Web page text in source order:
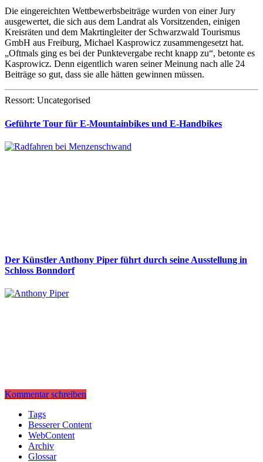
Die eingereichten Wettbewerbsbeiträge wurden von einer Jury
ausgewertet, die sich aus dem Landrat als Vorsitzenden, einigen
Kreisräten und dem Makrtingleiter der Schwarzwald Tourismus
GmbH aus Freiburg, Michael Kasprowicz zusammengesetzt hat.
„Oftmals ging es bei der Punktevergabe recht knapp zu“, betonte es
Kasprowicz. Denn eigentlich waren seiner Meinung nach alle 24
Beiträge so gut, dass sie alle hätten gewinnen müssen.
Ressort: Uncategorised
Geführte Tour für E-Mountainbikes und E-Handbikes
Der Künstler Anthony Piper führt durch seine Ausstellung in
Schloss Bonndorf
Kommentar schreiben
Tags
Besserer Content
WebContent
Archiv
Glossar